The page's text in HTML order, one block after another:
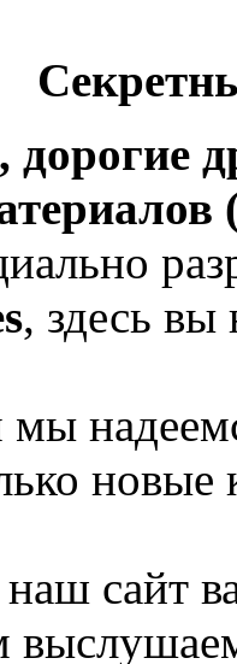
дорогие
, здесь вы
сайт